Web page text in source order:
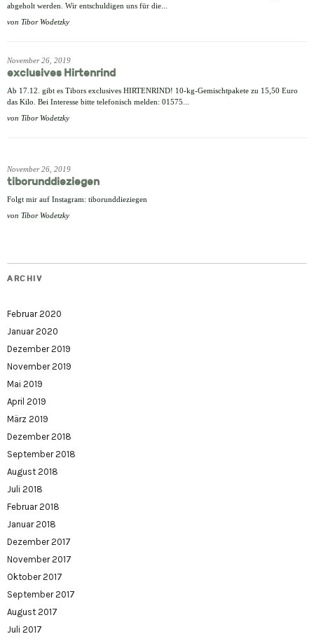
abgeholt werden. Wir entschuldigen uns für die...
von Tibor Wodetzky
November 26, 2019
exclusives Hirtenrind
Ab 17.12. gibt es Tibors exclusives HIRTENRIND! 10-kg-Gemischtpakete zu 15,50 Euro
das Kilo. Bei Interesse bitte telefonisch melden: 01575...
von Tibor Wodetzky
November 26, 2019
tiborunddieziegen
Folgt mir auf Instagram: tiborunddieziegen
von Tibor Wodetzky
ARCHIV
Februar 2020
Januar 2020
Dezember 2019
November 2019
Mai 2019
April 2019
März 2019
Dezember 2018
September 2018
August 2018
Juli 2018
Februar 2018
Januar 2018
Dezember 2017
November 2017
Oktober 2017
September 2017
August 2017
Juli 2017